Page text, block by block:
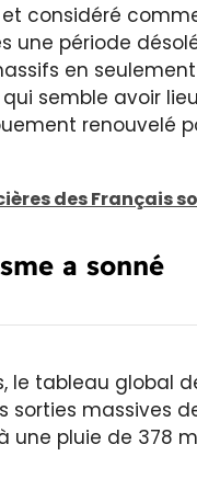
et considéré
une période
en seulement
semble avoir
renouvelé
des Français
a sonné
le tableau global
sorties massives
une pluie de 378